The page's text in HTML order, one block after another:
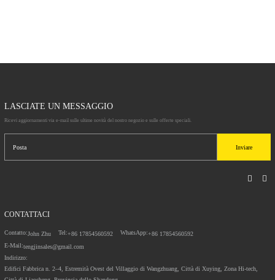
LASCIATE UN MESSAGGIO
Ricevi aggiornamenti via e-mail sulle ultime novità del nostro negozio e sulle offerte speciali.
Inviare
CONTATTACI
Contatto:John Zhu Tel:+86 17854560592 WhatsApp:+86 17854560592
E-Mail:tengjinsales@gmail.com
Indirizzo:
Edifici Fabbrica n. 2–4, Estremità Ovest del Villaggio di Wangzhuang, Città di Xuying, Zona Hi-tech,